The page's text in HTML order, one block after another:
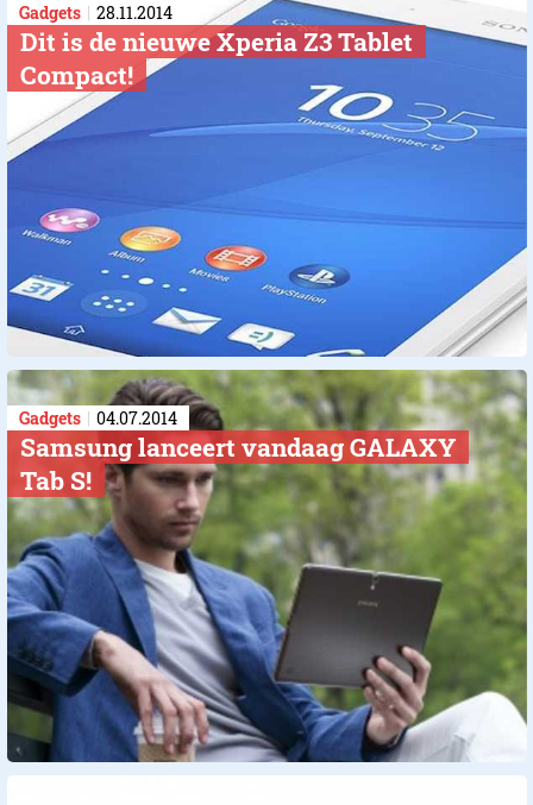
Gadgets 28.11.2014
Dit is de nieuwe Xperia Z3 Tablet
Compact!
Gadgets 04.07.2014
Samsung lanceert vandaag GALAXY
Tab S!